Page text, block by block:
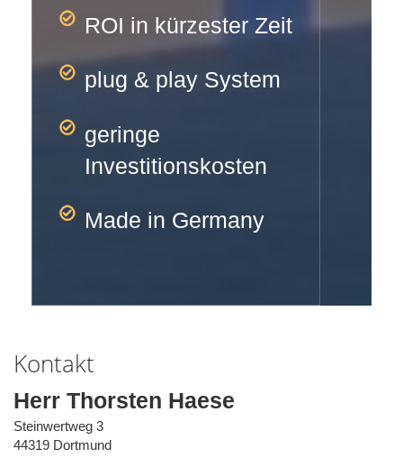
ROI in kürzester Zeit
plug & play System
geringe
Investitionskosten
Made in Germany
Kontakt
Herr Thorsten Haese
Steinwertweg 3
44319 Dortmund